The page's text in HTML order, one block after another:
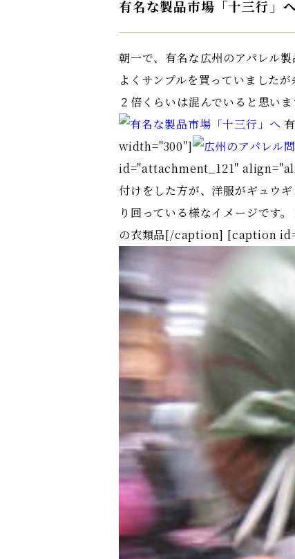
有名な製品市場「十三行」へ
朝一で、有名な広州のアパレル
よくサンプルを買っていました
２倍くらいは混んでいると思
width="300"]
id="attachment_121"
付けをした方が、洋服がギュウ
り回っている様なイメージで
の衣類品[/caption] [caption